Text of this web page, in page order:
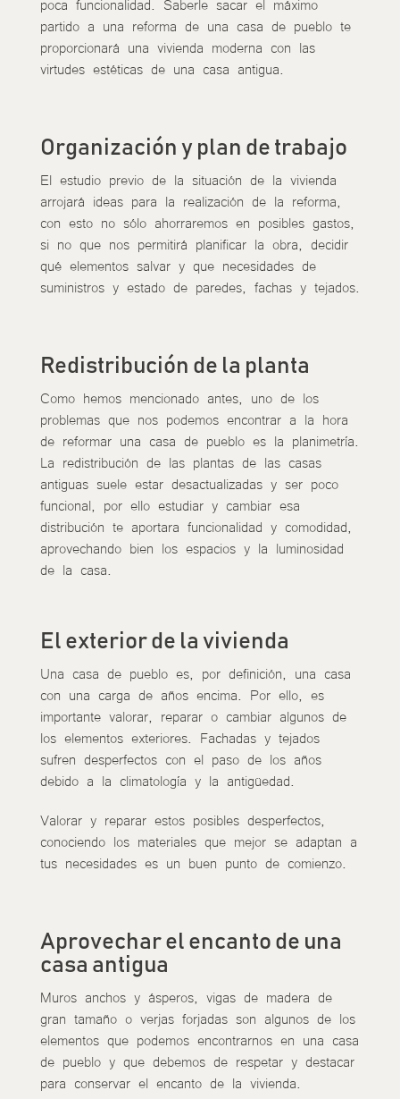
partido a una reforma de una casa de pueblo te
proporcionará una vivienda moderna con las
virtudes estéticas de una casa antigua.
Organización y plan de trabajo
El estudio previo de la situación de la vivienda
arrojará ideas para la realización de la reforma,
con esto no sólo ahorraremos en posibles gastos,
si no que nos permitirá planificar la obra, decidir
qué elementos salvar y que necesidades de
suministros y estado de paredes, fachas y tejados.
Redistribución de la planta
Como hemos mencionado antes, uno de los
problemas que nos podemos encontrar a la hora
de reformar una casa de pueblo es la planimetría.
La redistribución de las plantas de las casas
antiguas suele estar desactualizadas y ser poco
funcional, por ello estudiar y cambiar esa
distribución te aportara funcionalidad y comodidad,
aprovechando bien los espacios y la luminosidad
de la casa.
El exterior de la vivienda
Una casa de pueblo es, por definición, una casa
con una carga de años encima. Por ello, es
importante valorar, reparar o cambiar algunos de
los elementos exteriores. Fachadas y tejados
sufren desperfectos con el paso de los años
debido a la climatología y la antigüedad.
Valorar y reparar estos posibles desperfectos,
conociendo los materiales que mejor se adaptan a
tus necesidades es un buen punto de comienzo.
Aprovechar el encanto de una
casa antigua
Muros anchos y ásperos, vigas de madera de
gran tamaño o verjas forjadas son algunos de los
elementos que podemos encontrarnos en una casa
de pueblo y que debemos de respetar y destacar
para conservar el encanto de la vivienda.